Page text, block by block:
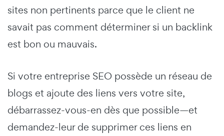
sites non pertinents parce que le client ne
savait pas comment déterminer si un backlink
est bon ou mauvais.
Si votre entreprise SEO possède un réseau de
blogs et ajoute des liens vers votre site,
débarrassez-vous-en dès que possible—et
demandez-leur de supprimer ces liens en